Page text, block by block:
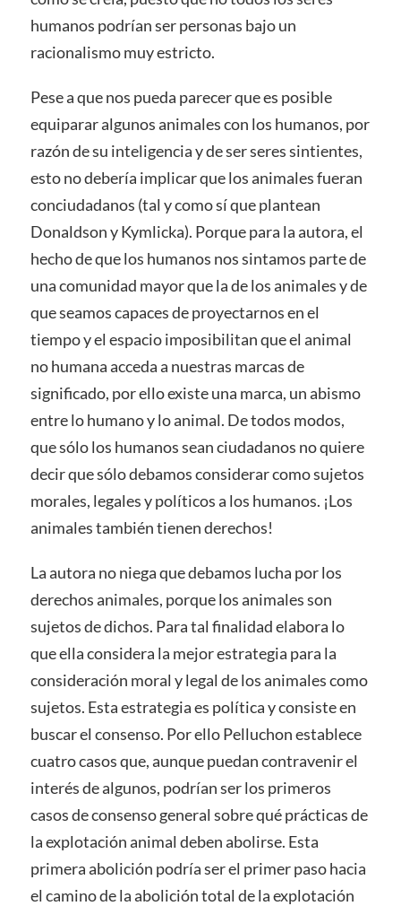
humanos podrían ser personas bajo un
racionalismo muy estricto.
Pese a que nos pueda parecer que es posible
equiparar algunos animales con los humanos, por
razón de su inteligencia y de ser seres sintientes,
esto no debería implicar que los animales fueran
conciudadanos (tal y como sí que plantean
Donaldson y Kymlicka). Porque para la autora, el
hecho de que los humanos nos sintamos parte de
una comunidad mayor que la de los animales y de
que seamos capaces de proyectarnos en el
tiempo y el espacio imposibilitan que el animal
no humana acceda a nuestras marcas de
significado, por ello existe una marca, un abismo
entre lo humano y lo animal. De todos modos,
que sólo los humanos sean ciudadanos no quiere
decir que sólo debamos considerar como sujetos
morales, legales y políticos a los humanos. ¡Los
animales también tienen derechos!
La autora no niega que debamos lucha por los
derechos animales, porque los animales son
sujetos de dichos. Para tal finalidad elabora lo
que ella considera la mejor estrategia para la
consideración moral y legal de los animales como
sujetos. Esta estrategia es política y consiste en
buscar el consenso. Por ello Pelluchon establece
cuatro casos que, aunque puedan contravenir el
interés de algunos, podrían ser los primeros
casos de consenso general sobre qué prácticas de
la explotación animal deben abolirse. Esta
primera abolición podría ser el primer paso hacia
el camino de la abolición total de la explotación